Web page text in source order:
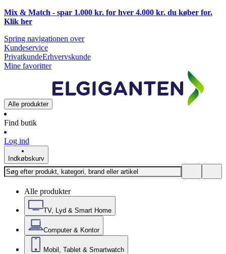
Mix & Match - spar 1.000 kr. for hver 4.000 kr. du køber for.
Klik her
Spring navigationen over
Kundeservice
PrivatkundeErhvervskunde
Mine favoritter
Alle produkter
Find butik
Log ind
Indkøbskurv
Alle produkter
TV, Lyd & Smart Home
Computer & Kontor
Mobil, Tablet & Smartwatch